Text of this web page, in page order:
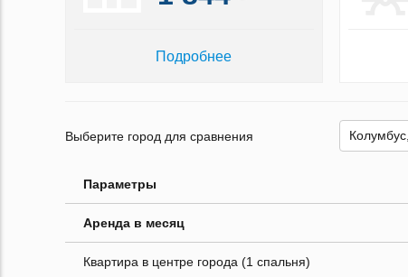
Подробнее
Выберите город для сравнения
Параметры
Аренда в месяц
Квартира в центре города (1 спальня)